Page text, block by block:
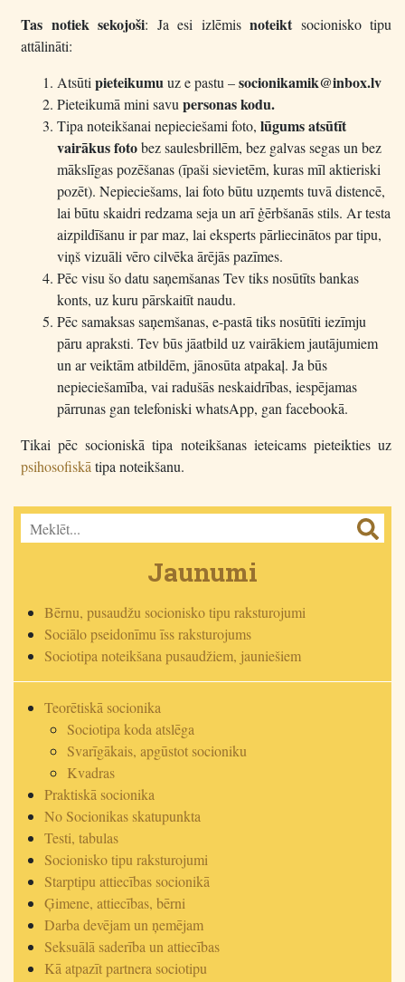
Tas notiek sekojoši: Ja esi izlēmis noteiktsocionisko tipu
attālināti:
Atsūtipieteikumuuz e pastu –socionikamik@inbox.lv
Pieteikumā mini savupersonas kodu.
Tipa noteikšanai nepieciešami foto, lūgums atsūtīt
vairākus fotobez saulesbrillēm, bez galvas segas un bez
mākslīgas pozēšanas (īpaši sievietēm, kuras mīl aktieriski
pozēt). Nepieciešams, lai foto būtu uzņemts tuvā distencē,
lai būtu skaidri redzama seja un arī ģērbšanās stils. Ar testa
aizpildīšanu ir par maz, lai eksperts pārliecinātos par tipu,
viņš vizuāli vēro cilvēka ārējās pazīmes.
Pēc visu šo datu saņemšanas Tev tiks nosūtīts bankas
konts, uz kuru pārskaitīt naudu.
Pēc samaksas saņemšanas, e-pastā tiks nosūtīti iezīmju
pāru apraksti. Tev būs jāatbild uz vairākiem jautājumiem
un ar veiktām atbildēm, jānosūta atpakaļ. Ja būs
nepieciešamība, vai radušās neskaidrības, iespējamas
pārrunas gan telefoniski whatsApp, gan facebookā.
Tikai pēc socioniskā tipa noteikšanas ieteicams pieteikties uz
psihosofiskātipa noteikšanu.
Jaunumi
Bērnu, pusaudžu socionisko tipu raksturojumi
Sociālo pseidonīmu īss raksturojums
Sociotipa noteikšana pusaudžiem, jauniešiem
Teorētiskā socionika
Sociotipa koda atslēga
Svarīgākais, apgūstot socioniku
Kvadras
Praktiskā socionika
No Socionikas skatupunkta
Testi, tabulas
Socionisko tipu raksturojumi
Starptipu attiecības socionikā
Ģimene, attiecības, bērni
Darba devējam un ņemējam
Seksuālā saderība un attiecības
Kā atpazīt partnera sociotipu